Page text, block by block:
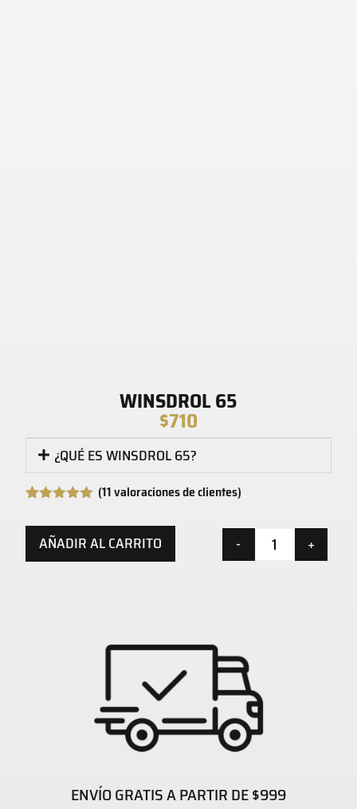
WINSDROL 65
$710
¿QUÉ ES WINSDROL 65?
con4.82de
5 en base
valoraciones
(11valoraciones de clientes)
- +
AÑADIR AL CARRITO
ENVÍO GRATIS A PARTIR DE $999